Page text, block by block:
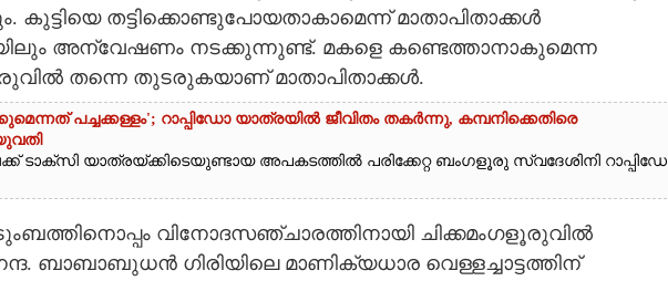
തട്ടിക്കൊണ്ടുപോയതാകാമെന്ന് മാതാപിതാക്കൾ
അന്വേഷണം നടക്കുന്നുണ്ട്. മകളെ കണ്ടെത്താനാകുമെന്ന
തന്നെ തുടരുകയാണ് മാതാപിതാക്കൾ.
പച്ചക്കള്ളം'; റാപ്പിഡോ യാത്രയിൽ ജീവിതം തകർന്നു, കമ്പനിക്കെതിരെ
യാത്രയ്‌ക്കിടെയുണ്ടായ അപകടത്തിൽ പരിക്കേറ്റ ബംഗളൂരു സ്വദേശിനി
വിനോദസഞ്ചാരത്തിനായി ചിക്കമംഗളൂരുവിൽ
ബാബാബുധൻ ഗിരിയിലെ മാണിക്യധാര വെള്ളച്ചാട്ടത്തിന്